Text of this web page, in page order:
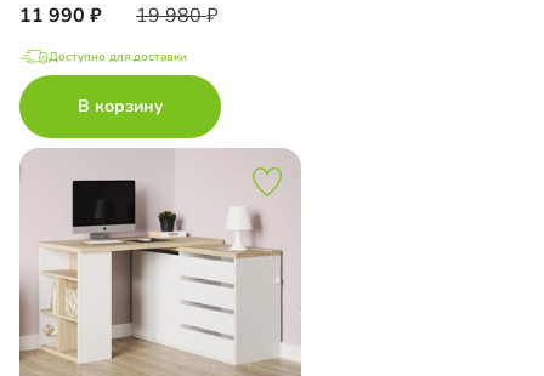
11 990 19 980
Доступно для доставки
В корзину